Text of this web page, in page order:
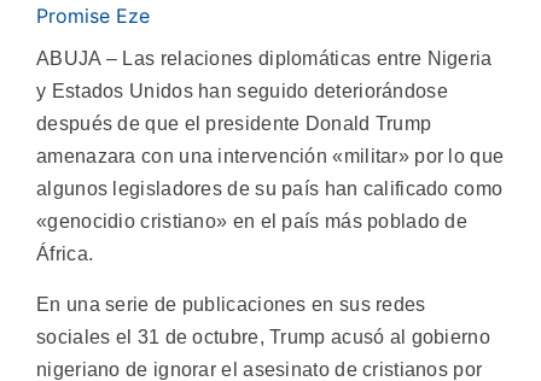
Promise Eze
ABUJA – Las relaciones diplomáticas entre Nigeria
y Estados Unidos han seguido deteriorándose
después de que el presidente Donald Trump
amenazara con una intervención «militar» por lo que
algunos legisladores de su país han calificado como
«genocidio cristiano» en el país más poblado de
África.
En una serie de publicaciones en sus redes
sociales el 31 de octubre, Trump acusó al gobierno
nigeriano de ignorar el asesinato de cristianos por